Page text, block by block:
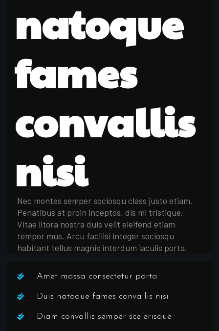
natoque
fames
convallis
nisi
Nec montes semper sociosqu class justo etiam.
Penatibus at proin inceptos, dis mi tristique.
Vitae litora nostra duis velit eleifend etiam
tempor mus. Arcu facilisi integer sociosqu
habitant tellus magnis interdum iaculis porta.
Amet massa consectetur porta
Duis natoque fames convallis nisi
Diam convallis semper scelerisque